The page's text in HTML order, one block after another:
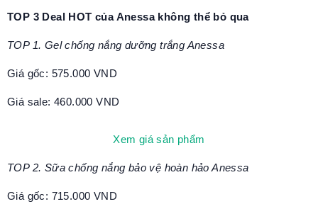
TOP 3 Deal HOT của Anessa không thể bỏ qua
TOP 1. Gel chống nắng dưỡng trắng Anessa
Giá gốc: 575.000 VND
Giá sale: 460.000 VND
Xem giá sản phẩm
TOP 2. Sữa chống nắng bảo vệ hoàn hảo Anessa
Giá gốc: 715.000 VND